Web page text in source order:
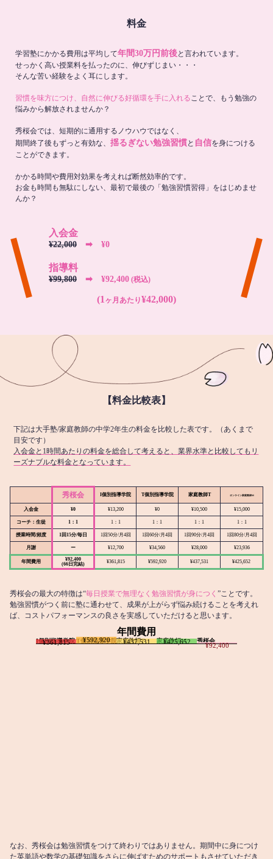
料金
学習塾にかかる費用は平均して年間30万円前後と言われています。
せっかく高い授業料を払ったのに、伸びずじまい・・・
そんな苦い経験をよく耳にします。
習慣を味方につけ、自然に伸びる好循環を手に入れる ことで、もう勉強の
悩みから解放されませんか？
秀桜会では、短期的に通用するノウハウではなく、
期間終了後もずっと有効な、 揺るぎない勉強習慣と 自信を身につける
ことができます。
かかる時間や費用対効果を考えれば断然効率的です。
お金も時間も無駄にしない、最初で最後の「勉強習慣習得」をはじめませ
んか？
入会金
¥22,000 ➡︎ ¥0
指導料
¥99,800 ➡︎ ¥92,400 (税込)
(1 ヶ月あたり¥42,000)
【料金比較表】
下記は大手塾/家庭教師の中学2年生の料金を比較した表です。（あくまで
目安です）
入会金と1時間あたりの料金を総合して考えると、業界水準と比較してもリ
ーズナブルな料金となっています。
秀桜会 I個別指導学院 T個別指導学院 家庭教師T オンライン家庭教師M
入会金 ¥0 ¥13,200 ¥0 ¥10,500 ¥15,000
コーチ：生徒 1：1 1：1 1：1 1：1 1：1
授業時間/頻度 1回15分/毎日 1回50分/月4回 1回60分/月4回 1回90分/月4回 1回80分/月4回
月謝 ー ¥12,700 ¥34,560 ¥28,000 ¥23,936
年間費用
¥92,400
(66日完結)
¥361,815 ¥592,920 ¥437,531 ¥425,652
秀桜会の最大の特徴は“毎日授業で無理なく勉強習慣が身につく ”ことです。
勉強習慣がつく前に塾に通わせて、成果が上がらず悩み続けることを考えれ
ば、コストパフォーマンスの良さを実感していただけると思います。
年間費用
I個別指導学院
¥361,815 T個別指導学院
¥592,920 家庭教師T
¥437,531 家庭教師M
¥425,652 秀桜会
¥92,400
なお、秀桜会は勉強習慣をつけて終わりではありません。期間中に身につけ
た英単語や数学の基礎知識をさらに伸ばすためのサポートもさせていただき